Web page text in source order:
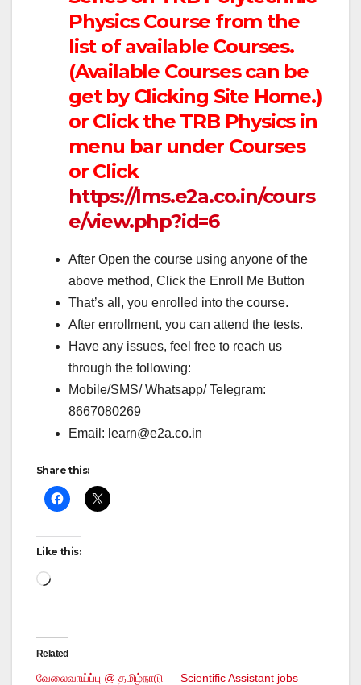
Physics Course from the
list of available Courses.
(Available Courses can be
get by Clicking Site Home.)
or Click the TRB Physics in
menu bar under Courses
or Click
https://lms.e2a.co.in/cours
e/view.php?id=6
After Open the course using anyone of the
above method, Click the Enroll Me Button
That’s all, you enrolled into the course.
After enrollment, you can attend the tests.
Have any issues, feel free to reach us
through the following:
Mobile/SMS/ Whatsapp/ Telegram:
8667080269
Email: learn@e2a.co.in
Share this:
Like this:
Loading…
Related
வேலைவாய்ப்பு @ தமிழ்நாடு
Scientific Assistant jobs